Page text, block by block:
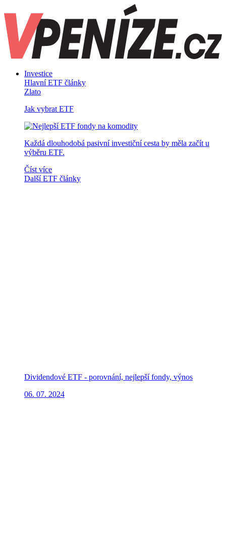
Investice
Hlavní ETF články
Zlato
Jak vybrat ETF
Každá dlouhodobá pasivní investiční cesta by měla začít u
výběru ETF.
Číst více
Další ETF články
Dividendové ETF - porovnání, nejlepší fondy, výnos
06. 07. 2024